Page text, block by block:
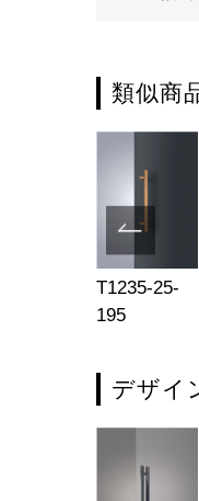
類似商
T1235-25-
195
デザイ